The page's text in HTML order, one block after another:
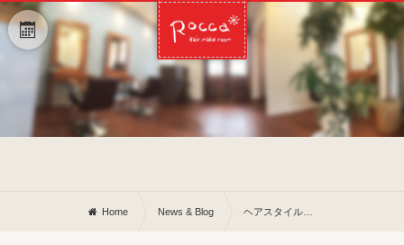
Home News & Blog ヘアスタイルBefore Afterと明日のご予約のお知らせです。